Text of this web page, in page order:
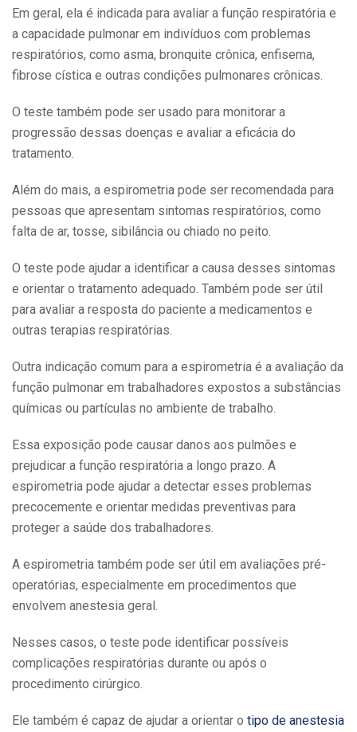
Em geral, ela é indicada para avaliar a função respiratória e
a capacidade pulmonar em indivíduos com problemas
respiratórios, como asma, bronquite crônica, enfisema,
fibrose cística e outras condições pulmonares crônicas.
O teste também pode ser usado para monitorar a
progressão dessas doenças e avaliar a eficácia do
tratamento.
Além do mais, a espirometria pode ser recomendada para
pessoas que apresentam sintomas respiratórios, como
falta de ar, tosse, sibilância ou chiado no peito.
O teste pode ajudar a identificar a causa desses sintomas
e orientar o tratamento adequado. Também pode ser útil
para avaliar a resposta do paciente a medicamentos e
outras terapias respiratórias.
Outra indicação comum para a espirometria é a avaliação da
função pulmonar em trabalhadores expostos a substâncias
químicas ou partículas no ambiente de trabalho.
Essa exposição pode causar danos aos pulmões e
prejudicar a função respiratória a longo prazo. A
espirometria pode ajudar a detectar esses problemas
precocemente e orientar medidas preventivas para
proteger a saúde dos trabalhadores.
A espirometria também pode ser útil em avaliações pré-
operatórias, especialmente em procedimentos que
envolvem anestesia geral.
Nesses casos, o teste pode identificar possíveis
complicações respiratórias durante ou após o
procedimento cirúrgico.
Ele também é capaz de ajudar a orientar o tipo de anestesia